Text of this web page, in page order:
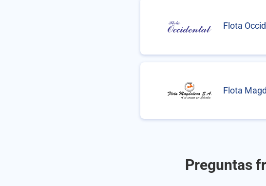
Flota
Flota
Preguntas